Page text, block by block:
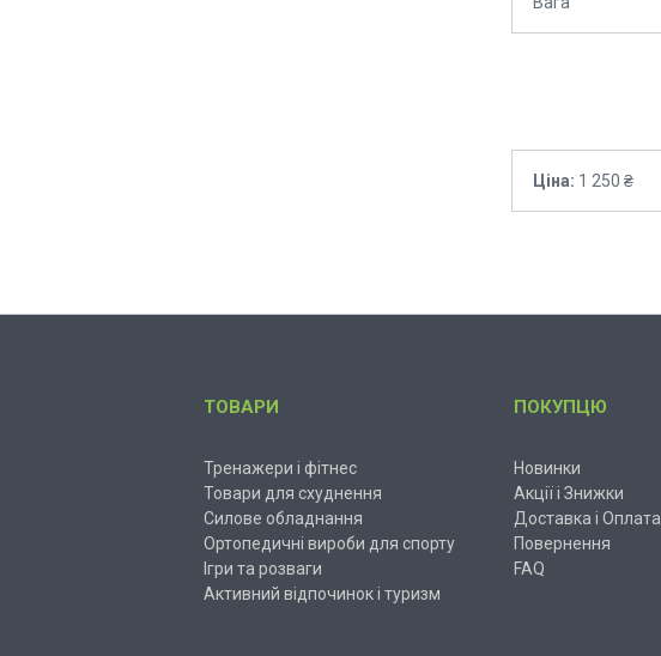
Ціна: 1 250 ₴
ТОВАРИ
Тренажери і фітнес
Товари для схуднення
Силове обладнання
Ортопедичні вироби для спорту
Ігри та розваги
Активний відпочинок і туризм
ПОКУПЦЮ
Новинки
Акції і Знижки
Доставка і Оплата
Повернення
FAQ